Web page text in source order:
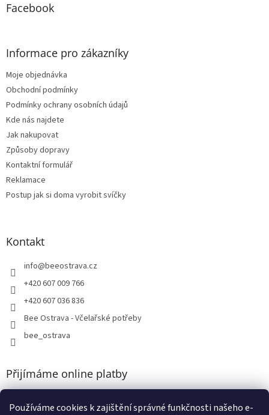
Používáme cookies k zajištění správné funkčnosti našeho e-
Facebook
Informace pro zákazníky
Moje objednávka
Obchodní podmínky
Podmínky ochrany osobních údajů
Kde nás najdete
Jak nakupovat
Způsoby dopravy
Kontaktní formulář
Reklamace
Postup jak si doma vyrobit svíčky
Kontakt
info@beeostrava.cz
+420 607 009 766
+420 607 036 836
Bee Ostrava - Včelařské potřeby
bee_ostrava
Přijímáme online platby